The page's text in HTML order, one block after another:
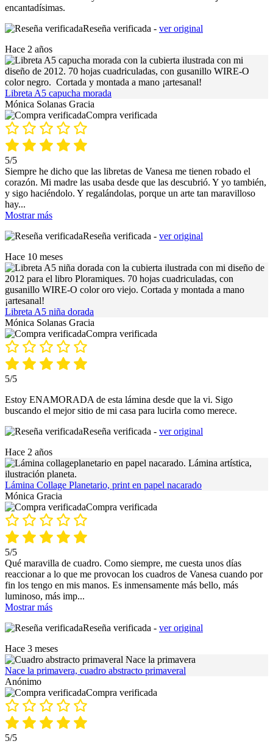
encantadísimas.
Reseña verificada - ver original
Hace 2 años
Libreta A5 capucha morada
Mónica Solanas Gracia
Compra verificada
5/5
Siempre he dicho que las libretas de Vanesa me tienen robado el
corazón. Mi madre las usaba desde que las descubrió. Y yo también,
y sigo haciéndolo. Y regalándolas, porque un arte tan maravilloso
hay...
Mostrar más
Reseña verificada - ver original
Hace 10 meses
Libreta A5 niña dorada
Mónica Solanas Gracia
Compra verificada
5/5
Estoy ENAMORADA de esta lámina desde que la vi. Sigo
buscando el mejor sitio de mi casa para lucirla como merece.
Reseña verificada - ver original
Hace 2 años
Lámina Collage Planetario, print en papel nacarado
Mónica Gracia
Compra verificada
5/5
Qué maravilla de cuadro. Como siempre, me cuesta unos días
reaccionar a lo que me provocan los cuadros de Vanesa cuando por
fin los tengo en mis manos. Es inmensamente más bello, más
luminoso, más imp...
Mostrar más
Reseña verificada - ver original
Hace 3 meses
Nace la primavera, cuadro abstracto primaveral
Anónimo
Compra verificada
5/5